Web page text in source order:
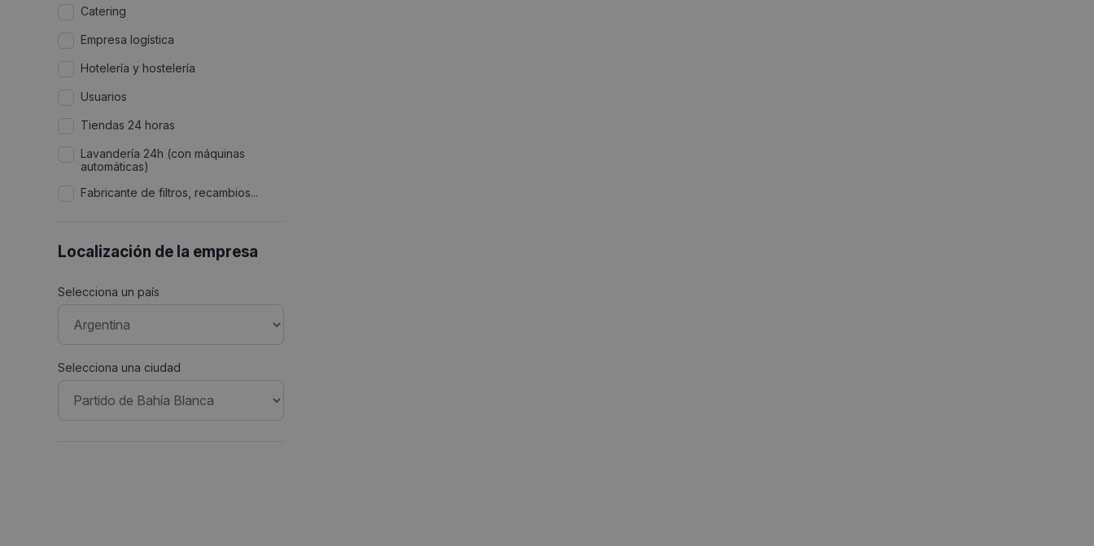
Catering
Empresa logística
Hotelería y hostelería
Usuarios
Tiendas 24 horas
Lavandería 24h (con máquinas
automáticas)
Fabricante de filtros, recambios...
Localización de la empresa
Selecciona un país
Selecciona una ciudad